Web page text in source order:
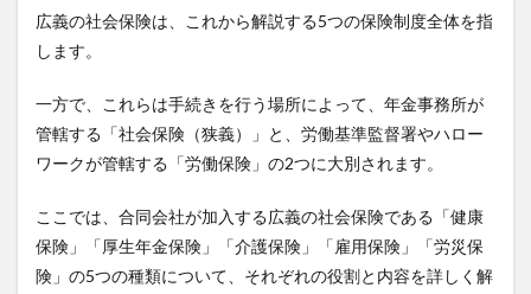
広義の社会保険は、これから解説する5つの保険制度全体を指
します。
一方で、これらは手続きを行う場所によって、年金事務所が
管轄する「社会保険（狭義）」と、労働基準監督署やハロー
ワークが管轄する「労働保険」の2つに大別されます。
ここでは、合同会社が加入する広義の社会保険である「健康
保険」「厚生年金保険」「介護保険」「雇用保険」「労災保
険」の5つの種類について、それぞれの役割と内容を詳しく解